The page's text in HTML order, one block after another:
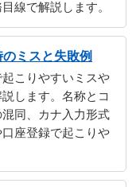
線で解説します。
ミスと失敗例
こりやすいミスや
します。名称とコ
同、カナ入力形式
座登録で起こりや